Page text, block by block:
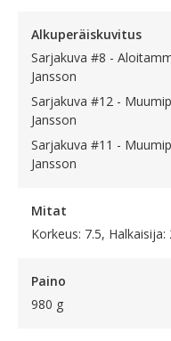
Alkuperäiskuvitus
Sarjakuva #8 -
Jansson
Sarjakuva #12 -
Jansson
Sarjakuva #11 -
Jansson
Mitat
Korkeus: 7.5, Halkaisija:
Paino
980 g